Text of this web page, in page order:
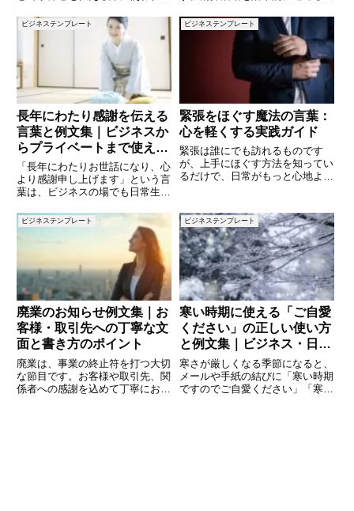
下旬、昼が最も長くなる「夏至」
の時期にぴったりの言葉で、相手
への気遣いや日本ならではの四季
の移ろいを表現できます。しかし
ることが不可欠です。その際、ス
ローガンはチームのモチベーショ
ンを高め、清掃の目標を共有する
ための強力なツールとなります。
ビジネステンプレート
長年にわたり感謝を伝える
言葉と例文集｜ビジネスか
らプライベートまで使える
表現
「長年にわたりお世話になり、心
より感謝申し上げます」という言
葉は、ビジネスの場でも日常生活
先との関係や退職のあいさつ、長
く続いた活動の区切り、または家
族や友人への感謝を伝えるとき
に、とても温かい印象を与えま
す。
ビジネステンプレート
緊張をほぐす魔法の言葉：
心を軽くする実践ガイド
緊張は誰にでも訪れるものです
が、上手にほぐす方法を知ってい
るだけで、日常がもっと心地よく
その効果や活用法を詳しく解説し
ます。言葉の力で心を穏やかにす
るコツを身につけましょう。 (a
ビジネステンプレート
廃業のお知らせ例文集｜お
客様・取引先への丁寧な文
面と書き方のポイント
廃業は、事業の終止符を打つ大切
な節目です。お客様や取引先、関
係者への感謝を込めて丁寧にお知
ビジネステンプレート
寒い時期に使える「ご自愛
ください」の正しい使い方
と例文集｜ビジネス・日常
で好印象を与える表現
寒さが厳しくなる季節になると、
メールや手紙の結びに「寒い時期
ですのでご自愛ください」「寒い